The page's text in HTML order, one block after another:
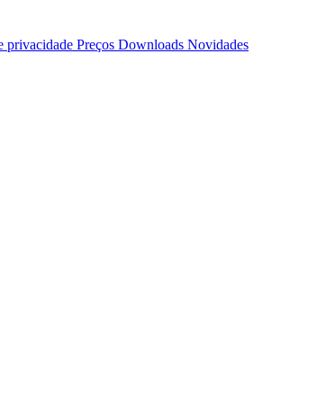
privacidade Preços Downloads Novidades